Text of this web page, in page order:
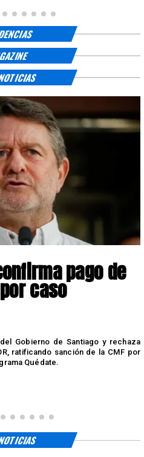
pago de
caso
Gobierno de Santiago y rechaza
ratificando sanción de la CMF por
Quédate.